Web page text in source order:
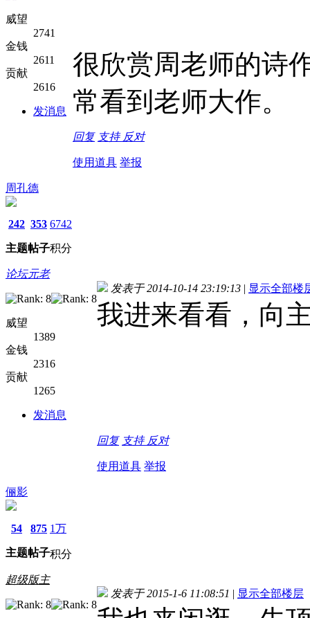
威望
2741
金钱
2611
贡献
2616
发消息
很欣赏周老师的诗
常看到老师大作。
回复 支持 反对
使用道具 举报
周孔德
242
主题
353
帖子
6742
积分
论坛元老
威望
1389
金钱
2316
贡献
1265
发消息
发表于 2014-10-14 23:19:13 | 显示全部楼
我进来看看，向
回复 支持 反对
使用道具 举报
俪影
54
主题
875
帖子
1万
积分
超级版主
发表于 2015-1-6 11:08:51 | 显示全部楼层